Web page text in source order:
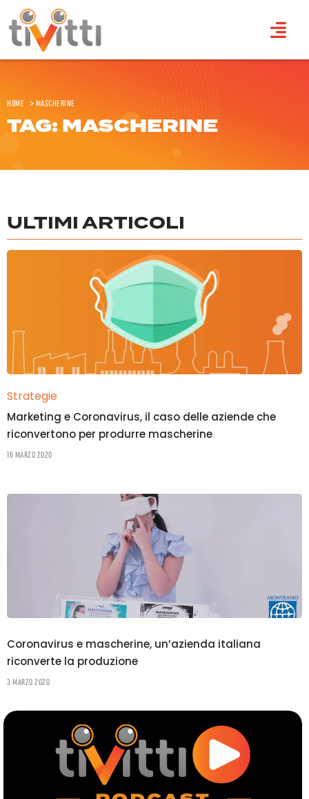
Home >Mascherine
TAG: MASCHERINE
ULTIMI ARTICOLI
Strategie
Marketing e Coronavirus, il caso delle aziende che
riconvertono per produrre mascherine
16 Marzo 2020
Coronavirus e mascherine, un’azienda italiana
riconverte la produzione
3 Marzo 2020